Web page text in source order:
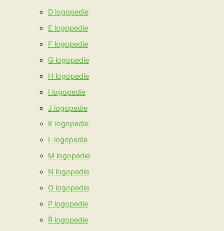
D logopedie
E logopedie
F logopedie
G logopedie
H logopedie
I logopedie
J logopedie
K logopedie
L logopedie
M logopedie
N logopedie
O logopedie
P logopedie
Ř logopedie